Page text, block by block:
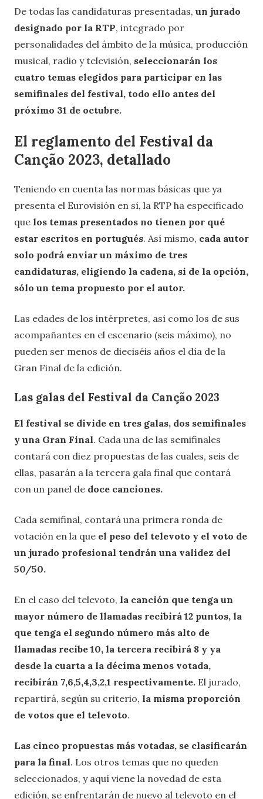
De todas las candidaturas presentadas, un jurado
designado por la RTP, integrado por
personalidades del ámbito de la música, producción
musical, radio y televisión, seleccionarán los
cuatro temas elegidos para participar en las
semifinales del festival, todo ello antes del
próximo 31 de octubre.
El reglamento del Festival da
Canção 2023, detallado
Teniendo en cuenta las normas básicas que ya
presenta el Eurovisión en sí, la RTP ha especificado
que los temas presentados no tienen por qué
estar escritos en portugués. Así mismo, cada autor
solo podrá enviar un máximo de tres
candidaturas, eligiendo la cadena, si de la opción,
sólo un tema propuesto por el autor.
Las edades de los intérpretes, así como los de sus
acompañantes en el escenario (seis máximo), no
pueden ser menos de dieciséis años el día de la
Gran Final de la edición.
Las galas del Festival da Canção 2023
El festival se divide en tres galas, dos semifinales
y una Gran Final. Cada una de las semifinales
contará con diez propuestas de las cuales, seis de
ellas, pasarán a la tercera gala final que contará
con un panel de doce canciones.
Cada semifinal, contará una primera ronda de
votación en la que el peso del televoto y el voto de
un jurado profesional tendrán una validez del
50/50.
En el caso del televoto, la canción que tenga un
mayor número de llamadas recibirá 12 puntos, la
que tenga el segundo número más alto de
llamadas recibe 10, la tercera recibirá 8 y ya
desde la cuarta a la décima menos votada,
recibirán 7,6,5,4,3,2,1 respectivamente. El jurado,
repartirá, según su criterio, la misma proporción
de votos que el televoto.
Las cinco propuestas más votadas, se clasificarán
para la final. Los otros temas que no queden
seleccionados, y aquí viene la novedad de esta
edición, se enfrentarán de nuevo al televoto en el